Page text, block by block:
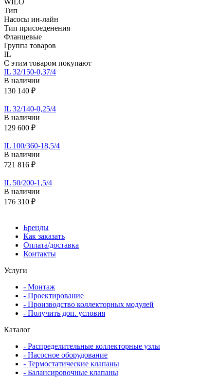
Тип
Насосы ин-лайн
Тип присоеденения
Фланцевые
Группа товаров
IL
С этим товаром покупают
IL 32/150-0,37/4
В наличии
130 140 ₽
IL 32/140-0,25/4
В наличии
129 600 ₽
IL 100/360-18,5/4
В наличии
721 816 ₽
IL 50/200-1,5/4
В наличии
176 310 ₽
Бренды
Как заказать
Оплата/доставка
Контакты
Услуги
- Монтаж
- Проектирование
- Производство коллекторных модулей
- Получить доп. условия
Каталог
- Распределительные коллекторные узлы
- Насосное оборудование
- Термостатические клапаны
- Балансировочные клапаны